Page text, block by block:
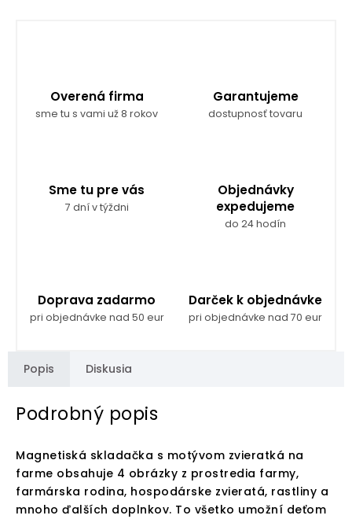
Overená firma
sme tu s vami už 8 rokov
Garantujeme
dostupnosť tovaru
Sme tu pre vás
7 dní v týždni
Objednávky
expedujeme
do 24 hodín
Doprava zadarmo
pri objednávke nad 50 eur
Darček k objednávke
pri objednávke nad 70 eur
Popis Diskusia
Podrobný popis
Magnetiská skladačka s motývom zvieratká na
farme obsahuje 4 obrázky z prostredia farmy,
farmárska rodina, hospodárske zvieratá, rastliny a
mnoho ďalších doplnkov. To všetko umožní deťom